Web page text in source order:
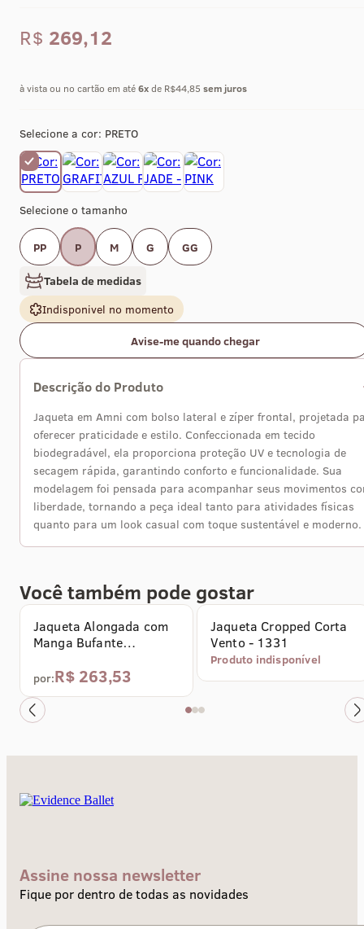
R$ 269,12
à vista ou no cartão em até6xde R$44,85 sem juros
Selecione a cor: PRETO
Selecione o tamanho
PP P M G GG
Tabela de medidas
Indisponivel no momento
Avise-me quando chegar
Descrição do Produto
Jaqueta em Amni com bolso lateral e zíper frontal, projetada
oferecer praticidade e estilo. Confeccionada em tecido
biodegradável, ela proporciona proteção UV e tecnologia de
secagem rápida, garantindo conforto e funcionalidade. Sua
modelagem foi pensada para acompanhar seus movimentos
liberdade, tornando a peça ideal tanto para atividades físicas
quanto para um look casual com toque sustentável e moderno.
Você também pode gostar
Jaqueta Alongada com
Manga Bufante
por:R$ 263,53
Jaqueta Cropped Corta
Vento - 1331
Produto indisponível
Assine nossa newsletter
Fique por dentro de todas as novidades